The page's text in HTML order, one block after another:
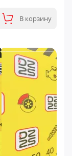
В корзину